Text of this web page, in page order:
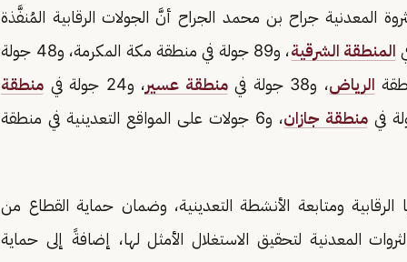
المعدنية جراح بن محمد الجراح أنَّ الجولات الرقابية المُنفَّذة
المنطقة الشرقية
، و89 جولة في منطقة مكة المكرمة، و48 جولة
الرياض، و38 جولة في منطقة عسير، و24 جولة في
منطقة
منطقة جازان، و6 جولات على المواقع التعدينية في منطقة
الرقابية ومتابعة الأنشطة التعدينية، وضمان حماية القطاع من
المعدنية لتحقيق الاستغلال الأمثل لها، إضافةً إلى حماية